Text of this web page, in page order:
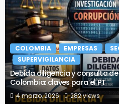
COLOMBIA EMPRESAS
SUPERVIGILANCIA
Debida diligencia y consulta
Colombia: claves para el PT
4 marzo, 2026 282 views